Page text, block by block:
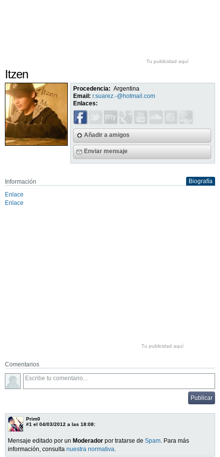
Tu publicidad aquí
Itzen
Procedencia: Argentina
Email: r.suarez.-@hotmail.com
Enlaces:
Añadir a amigos
Enviar mensaje
Información
Biografía
Enlace
Enlace
Tu publicidad aquí
Comentarios
Prim0
#1 el 04/03/2012 a las 18:08:
Mensaje editado por un Moderador por tratarse de Spam . Para más
información, consulta nuestra normativa